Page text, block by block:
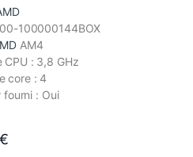
100000144BOX
AM4
: 3,8 GHz
core : 4
: Oui
€